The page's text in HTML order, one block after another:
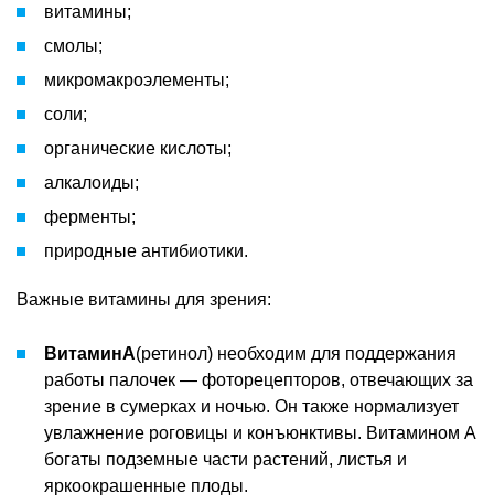
витамины;
смолы;
микромакроэлементы;
соли;
органические кислоты;
алкалоиды;
ферменты;
природные антибиотики.
Важные витамины для зрения:
ВитаминA(ретинол) необходим для поддержания
работы палочек — фоторецепторов, отвечающих за
зрение в сумерках и ночью. Он также нормализует
увлажнение роговицы и конъюнктивы. Витамином A
богаты подземные части растений, листья и
яркоокрашенные плоды.